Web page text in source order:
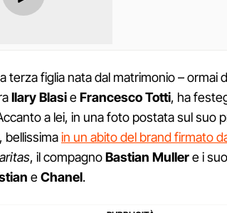
terza figlia nata dal matrimonio – ormai
Ilary BlasieFrancesco Totti, ha
a lei, in una foto postata sul suo
bellissimain un abito del brand firmato
, il compagnoBastian Mullere i
eChanel.